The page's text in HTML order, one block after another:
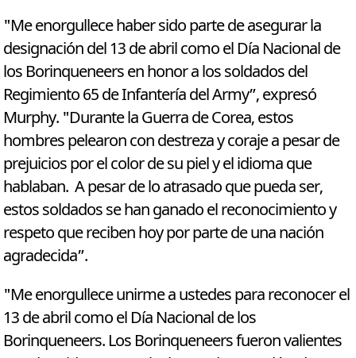
"Me enorgullece haber sido parte de asegurar la
designación del 13 de abril como el Día Nacional de
los Borinqueneers en honor a los soldados del
Regimiento 65 de Infantería del Army”, expresó
Murphy. "Durante la Guerra de Corea, estos
hombres pelearon con destreza y coraje a pesar de
prejuicios por el color de su piel y el idioma que
hablaban. A pesar de lo atrasado que pueda ser,
estos soldados se han ganado el reconocimiento y
respeto que reciben hoy por parte de una nación
agradecida”.
"Me enorgullece unirme a ustedes para reconocer el
13 de abril como el Día Nacional de los
Borinqueneers. Los Borinqueneers fueron valientes